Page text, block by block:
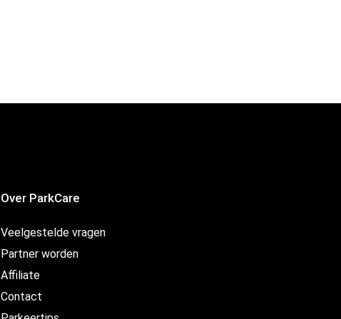
Over ParkCare
Veelgestelde vragen
Partner worden
Affiliate
Contact